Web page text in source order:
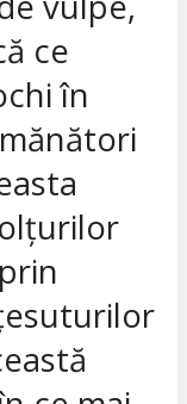
ce
în